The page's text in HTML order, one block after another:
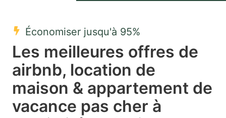
select
date.
Press
question
select
a
date.
Press
question
Économiser jusqu'à 95%
Les meilleures offres de
airbnb, location de
maison & appartement de
vacance pas cher à